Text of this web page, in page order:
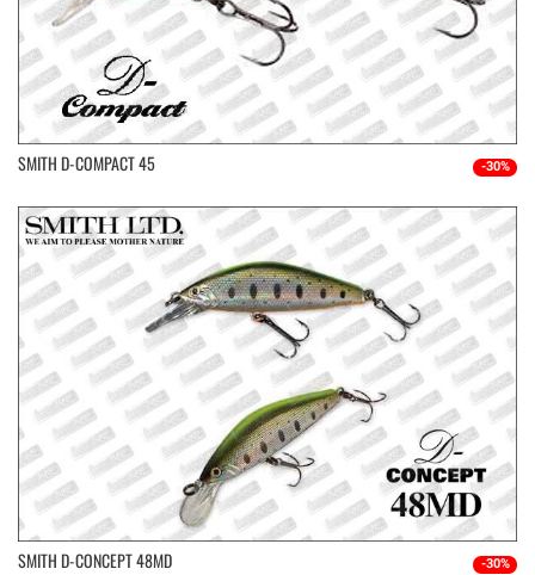
SMITH D-COMPACT 45 -30%
SMITH D-CONCEPT 48MD -30%